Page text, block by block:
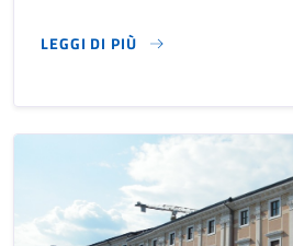
LEGGI DI PIÙ
SU MU.SA.